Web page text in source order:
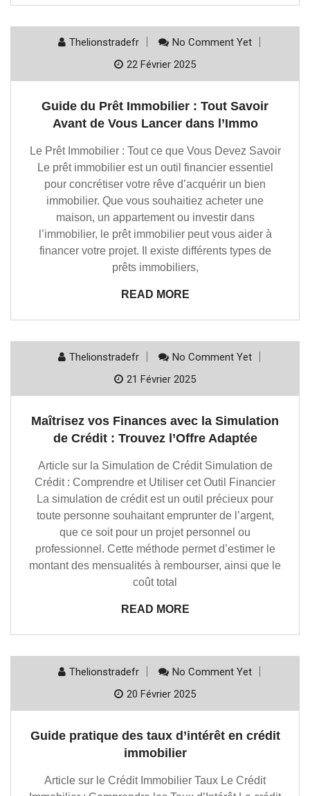
Thelionstradefr
No Comment Yet
22 Février 2025
Guide du Prêt Immobilier : Tout Savoir
Avant de Vous Lancer dans l’Immo
Le Prêt Immobilier : Tout ce que Vous Devez Savoir
Le prêt immobilier est un outil financier essentiel
pour concrétiser votre rêve d’acquérir un bien
immobilier. Que vous souhaitiez acheter une
maison, un appartement ou investir dans
l’immobilier, le prêt immobilier peut vous aider à
financer votre projet. Il existe différents types de
prêts immobiliers,
READ MORE
Thelionstradefr
No Comment Yet
21 Février 2025
Maîtrisez vos Finances avec la Simulation
de Crédit : Trouvez l’Offre Adaptée
Article sur la Simulation de Crédit Simulation de
Crédit : Comprendre et Utiliser cet Outil Financier
La simulation de crédit est un outil précieux pour
toute personne souhaitant emprunter de l’argent,
que ce soit pour un projet personnel ou
professionnel. Cette méthode permet d’estimer le
montant des mensualités à rembourser, ainsi que le
coût total
READ MORE
Thelionstradefr
No Comment Yet
20 Février 2025
Guide pratique des taux d’intérêt en crédit
immobilier
Article sur le Crédit Immobilier Taux Le Crédit